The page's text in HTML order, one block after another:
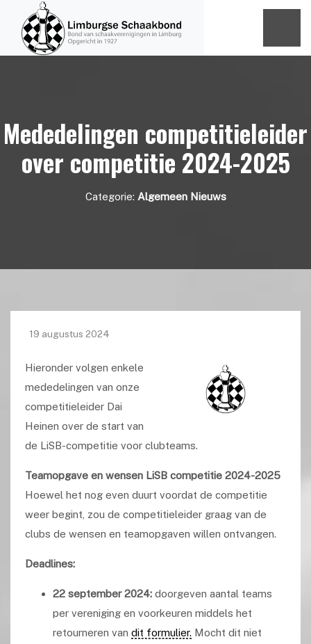
Mededelingen competitieleider
over competitie 2024-2025
Categorie: Algemeen Nieuws
19 augustus 2024
Hieronder volgen enkele
mededelingen van onze
competitieleider Dai
Heinen over de start van
de LiSB-competitie voor clubteams.
Teamopgave en wensen LiSB competitie 2024-2025
Hoewel het nog even duurt voordat de competitie
weer begint, zou de competitieleider graag van de
clubs de wensen en teamopgaven willen ontvangen.
Deadlines:
22 september 2024:doorgeven aantal teams
per vereniging en voorkeuren middels het
retourneren vandit formulier. Mocht dit niet